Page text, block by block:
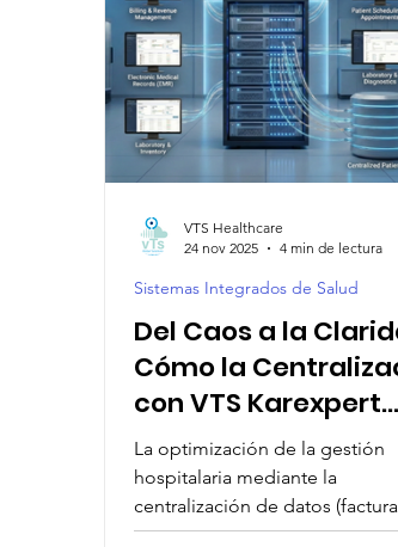
Healthcare Management
AI-Driven Hospital Solutions
AI-Powered Patient Care
Del Caos a la
Cómo la
con VTS Karexpert
Transforma la
Hospitalaria
La optimización de la gestión
hospitalaria mediante la
centralización de datos
programación y registros
Sistemas Integrados de Salud
VTS Healthcare
24 nov 2025
4 min de lectura